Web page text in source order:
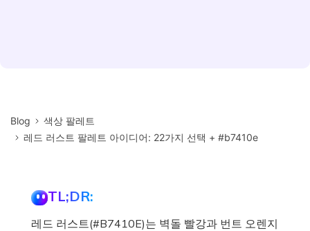
Blog
색상 팔레트
레드 러스트 팔레트 아이디어: 22가지 선택 + #b7410e
TL;DR:
레드 러스트(#B7410E)는 벽돌 빨강과 번트 오렌지